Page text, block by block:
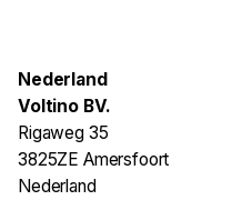
Nederland
Voltino BV.
Rigaweg 35
3825ZE Amersfoort
Nederland